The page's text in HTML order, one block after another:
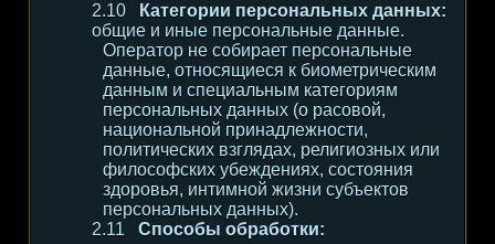
Категории персональных данных:
общие и иные персональные данные.
Оператор не собирает персональные
данные, относящиеся к биометрическим
данным и специальным категориям
персональных данных (о расовой,
национальной принадлежности,
политических взглядах, религиозных или
философских убеждениях, состояния
здоровья, интимной жизни субъектов
персональных данных).
Способы обработки: